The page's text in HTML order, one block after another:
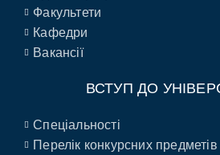
Факультети
Кафедри
Вакансії
ВСТУП ДО
Спеціальності
Перелік конкурсних предметів